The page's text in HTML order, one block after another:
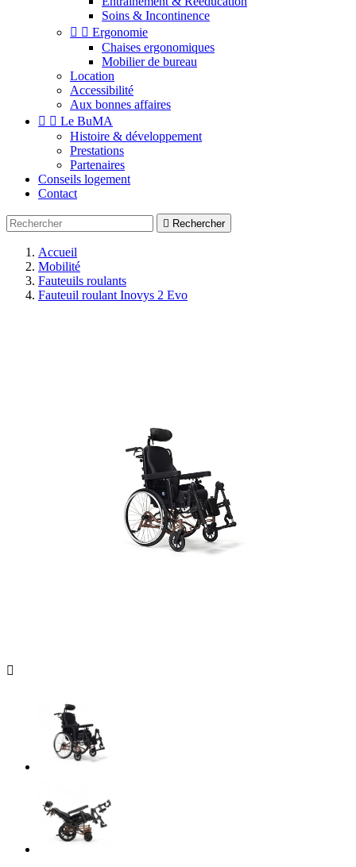
Soins & Incontinence
  Ergonomie
Chaises ergonomiques
Mobilier de bureau
Location
Accessibilité
Aux bonnes affaires
  Le BuMA
Histoire & développement
Prestations
Partenaires
Conseils logement
Contact
 Rechercher
Accueil
Mobilité
Fauteuils roulants
Fauteuil roulant Inovys 2 Evo
